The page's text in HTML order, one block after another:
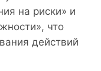
на риски» и
что
действий